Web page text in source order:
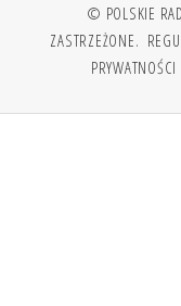
© POLSKIE
ZASTRZEŻONE.
PRYWATNOŚCI